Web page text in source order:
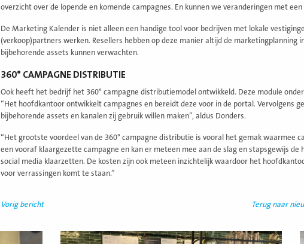
overzicht over de lopende en komende campagnes. En kunnen we veranderingen met
De Marketing Kalender is niet alleen een handige tool voor bedrijven met lokale
(verkoop)partners werken. Resellers hebben op deze manier altijd de marketingplanning
bijbehorende assets kunnen verwachten.
360° CAMPAGNE DISTRIBUTIE
Ook heeft het bedrijf het 360° campagne distributiemodel ontwikkeld. Deze module
“Het hoofdkantoor ontwikkelt campagnes en bereidt deze voor in de portal. Vervolgens
bijbehorende assets en kanalen zij gebruik willen maken”, aldus Donders.
“Het grootste voordeel van de 360° campagne distributie is vooral het gemak waarmee
een vooraf klaargezette campagne en kan er meteen mee aan de slag en stapsgewijs
social media klaarzetten. De kosten zijn ook meteen inzichtelijk waardoor het
voor verrassingen komt te staan.”
Vorig bericht Terug naar
Lees